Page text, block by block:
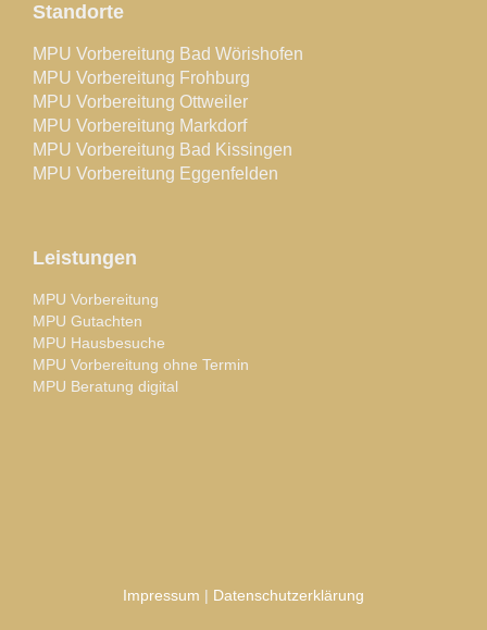
Standorte
MPU Vorbereitung Bad Wörishofen
MPU Vorbereitung Frohburg
MPU Vorbereitung Ottweiler
MPU Vorbereitung Markdorf
MPU Vorbereitung Bad Kissingen
MPU Vorbereitung Eggenfelden
Leistungen
MPU Vorbereitung
MPU Gutachten
MPU Hausbesuche
MPU Vorbereitung ohne Termin
MPU Beratung digital
Impressum Datenschutzerklärung